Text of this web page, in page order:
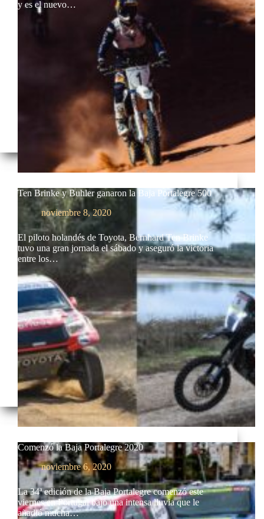
y es el nuevo…
Ten Brinke y Buhler ganaron la Baja Portalegre 500
noviembre 8, 2020
El piloto holandés de Toyota, Bernhard Ten Brinke
tuvo una gran jornada el sábado y aseguró la victoria
entre los…
Comenzó la Baja Portalegre 2020
noviembre 6, 2020
La 34ª edición de la Baja Portalegre comenzó este
viernes en Portugal bajo una intensa lluvia que le
añadió mucha…